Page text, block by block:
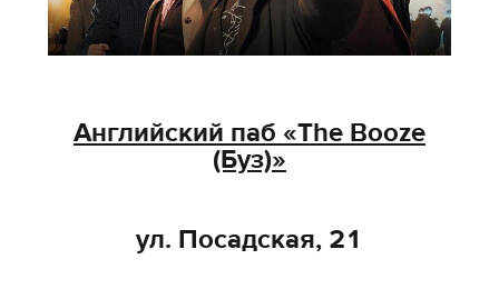
Английский паб «The Booze
(Буз)»
ул. Посадская, 21